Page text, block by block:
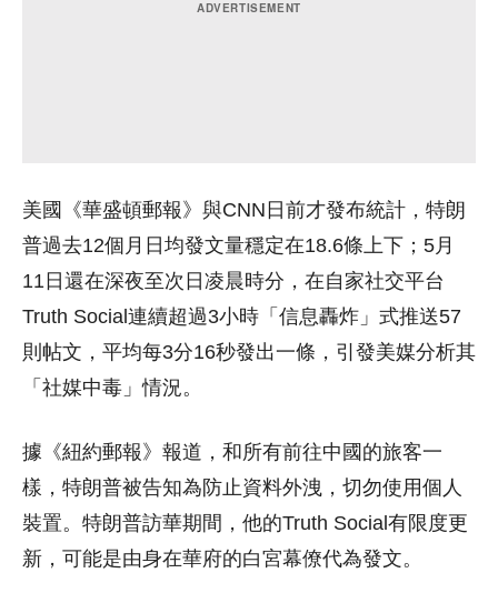
美國《華盛頓郵報》與CNN日前才發布統計，特朗
普過去12個月日均發文量穩定在18.6條上下；5月
11日還在深夜至次日凌晨時分，在自家社交平台
Truth Social連續超過3小時「信息轟炸」式推送57
則帖文，平均每3分16秒發出一條，引發美媒分析其
「社媒中毒」情況。
據《紐約郵報》報道，和所有前往中國的旅客一
樣，特朗普被告知為防止資料外洩，切勿使用個人
裝置。特朗普訪華期間，他的Truth Social有限度更
新，可能是由身在華府的白宮幕僚代為發文。